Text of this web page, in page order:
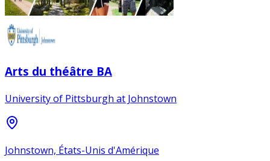
Arts du théâtre BA
University of Pittsburgh at Johnstown
Johnstown, États-Unis d'Amérique